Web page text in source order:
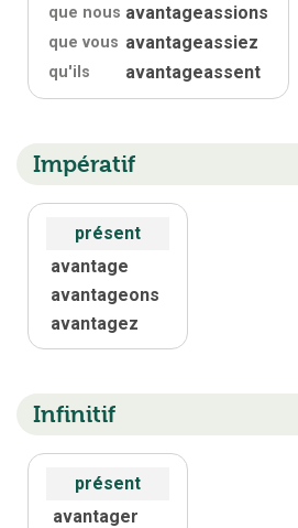
que nous avantageassions
que vous avantageassiez
qu'ils avantageassent
Impératif
présent
avantage
avantageons
avantagez
Infinitif
présent
avantager